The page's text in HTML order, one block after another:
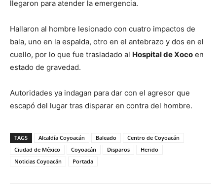
llegaron para atender la emergencia.
Hallaron al hombre lesionado con cuatro impactos de
bala, uno en la espalda, otro en el antebrazo y dos en el
cuello, por lo que fue trasladado al Hospital de Xoco en
estado de gravedad.
Autoridades ya indagan para dar con el agresor que
escapó del lugar tras disparar en contra del hombre.
TAGS Alcaldía Coyoacán Baleado
Centro de Coyoacán
Ciudad de México
Coyoacán Disparos
Herido
Noticias Coyoacán
Portada